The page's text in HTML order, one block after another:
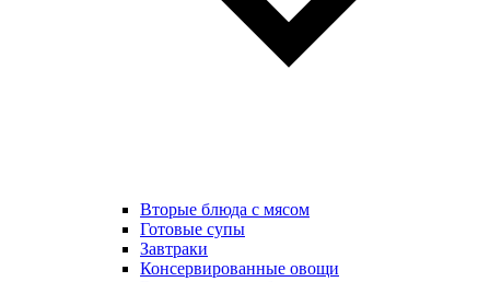
Вторые блюда с мясом
Готовые супы
Завтраки
Консервированные овощи